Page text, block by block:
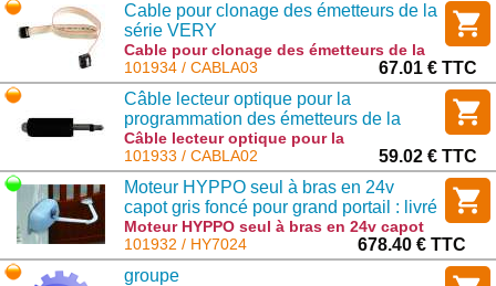
Cable pour clonage des émetteurs de la
série VERY
Cable pour clonage des émetteurs de la
série VERY : CABLA03
101934 / CABLA03
67.01 € TTC
Câble lecteur optique pour la
programmation des émetteurs de la
série BIO en FLOR
Câble lecteur optique pour la
programmation des émetteurs de la série
BIO en FLOR : CABLA02
101933 / CABLA02
59.02 € TTC
Moteur HYPPO seul à bras en 24v
capot gris foncé pour grand portail : livré
avec les bras
Moteur HYPPO seul à bras en 24v capot
gris foncé pour grand portail : livré avec
les bras : HY7024
101932 / HY7024
678.40 € TTC
groupe